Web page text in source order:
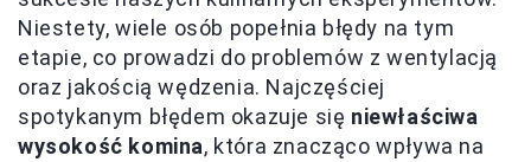
Niestety, wiele osób popełnia błędy na tym
etapie, co prowadzi do problemów z wentylacją
oraz jakością wędzenia. Najczęściej
spotykanym błędem okazuje się niewłaściwa
wysokość komina, która znacząco wpływa na